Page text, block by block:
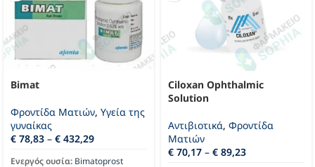
Bimat
Φροντίδα Ματιών, Υγεία της
γυναίκας
€ 78,83 – € 432,29
Ενεργός ουσία: Bimatoprost
Ciloxan Ophthalmic
Solution
Αντιβιοτικά, Φροντίδα
Ματιών
€ 70,17 – € 89,23